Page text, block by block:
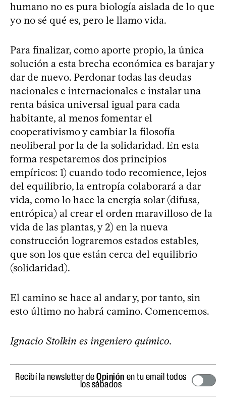
humano no es pura biología aislada de lo que
yo no sé qué es, pero le llamo vida.
Para finalizar, como aporte propio, la única
solución a esta brecha económica es barajar y
dar de nuevo. Perdonar todas las deudas
nacionales e internacionales e instalar una
renta básica universal igual para cada
habitante, al menos fomentar el
cooperativismo y cambiar la filosofía
neoliberal por la de la solidaridad. En esta
forma respetaremos dos principios
empíricos: 1) cuando todo recomience, lejos
del equilibrio, la entropía colaborará a dar
vida, como lo hace la energía solar (difusa,
entrópica) al crear el orden maravilloso de la
vida de las plantas, y 2) en la nueva
construcción lograremos estados estables,
que son los que están cerca del equilibrio
(solidaridad).
El camino se hace al andar y, por tanto, sin
esto último no habrá camino. Comencemos.
Ignacio Stolkin es ingeniero químico.
Recibí la newsletter deOpinión en tu email todos
los sábados